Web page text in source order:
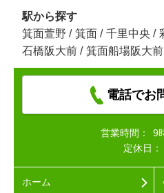
駅から探す
箕面萱野 / 箕面 / 千里中央 /
石橋阪大前 / 箕面船場阪大前
電話でお
営業時間：
9
定休日：
ホーム